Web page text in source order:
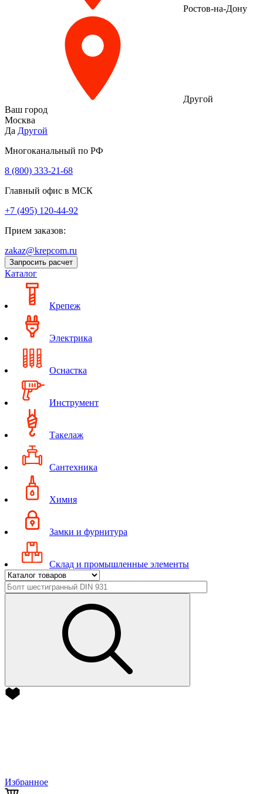
Ростов-на-Дону
Другой
Ваш город
Москва
Да Другой
Многоканальный по РФ
8 (800) 333‑21-68
Главный офис в МСК
+7 (495) 120-44-92
Прием заказов:
zakaz@krepcom.ru
Запросить расчет
Каталог
Крепеж
Электрика
Оснастка
Инструмент
Такелаж
Сантехника
Химия
Замки и фурнитура
Склад и промышленные элементы
Избранное